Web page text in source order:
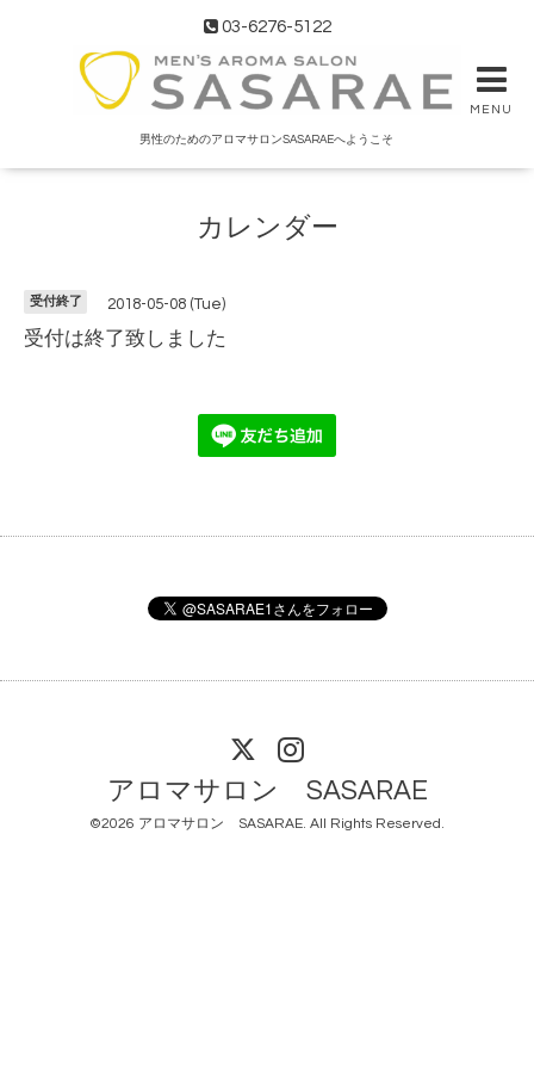
03-6276-5122
MENU
男性のためのアロマサロンSASARAEへようこそ
カレンダー
受付終了 2018-05-08 (Tue)
受付は終了致しました
アロマサロン SASARAE
©2026 アロマサロン SASARAE. All Rights Reserved.